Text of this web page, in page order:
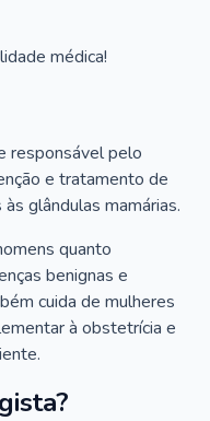
médica!
responsável pelo
e tratamento de
glândulas mamárias.
quanto
benignas e
cuida de mulheres
à obstetrícia e